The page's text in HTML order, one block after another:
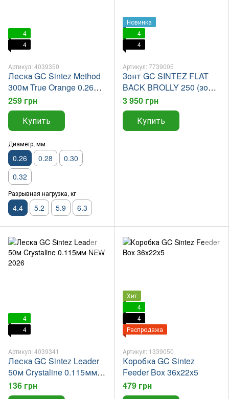
4
4
Артикул: 4039350
Леска GC Sintez Method
300м True Orange 0.26мм
NEW 2026
259 грн
Купить
Диаметр, мм
0.26 0.28
0.30
0.32
Разрывная нагрузка, кг
4.4 5.2 5.9 6.3
Новинка
4
4
Артикул: 7739005
Зонт GC SINTEZ FLAT
BACK BROLLY 250 (зонт
голден кетч синтез)
3 950 грн
Купить
4
4
Артикул: 4039341
Леска GC Sintez Leader
50м Crystaline 0.115мм
NEW 2026
136 грн
Хит
4
4
Распродажа
Артикул: 1339050
Коробка GC Sintez
Feeder Box 36x22x5
479 грн